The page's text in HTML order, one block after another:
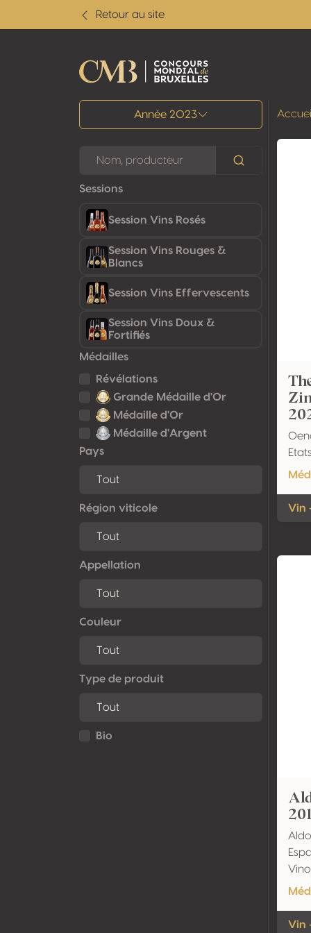
Retour au site
Tous les résultats
Année 2023
Sessions
Session Vins Rosés
Session Vins Rouges &
Blancs
Session Vins Effervescents
Session Vins Doux &
Fortifiés
Médailles
Révélations
Grande Médaille d'Or
Médaille d'Or
Médaille d'Argent
Pays
Région viticole
Appellation
Couleur
Type de produit
Bio
Accueil
Vin
Vin